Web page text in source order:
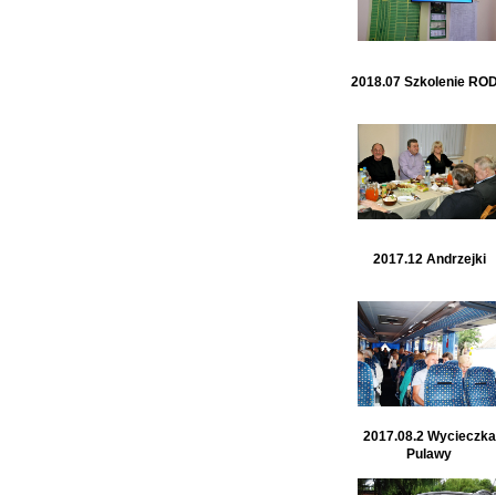
2018.07 Szkolenie
2017.12 Andrzejki
2017.08.2 Wycieczka
Pulawy